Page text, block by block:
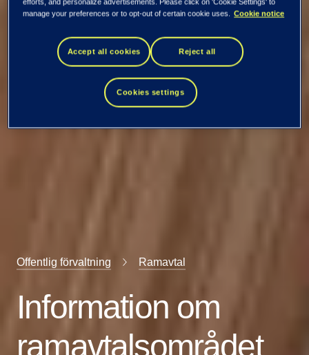
Offentlig förvaltning Ramavtal
Information om
ramavtalsområdet
efforts, and personalize advertisements. Please click on 'Cookie Settings' to
manage your preferences or to opt-out of certain cookie uses. Cookie notice
Accept all cookies Reject all
Cookies settings